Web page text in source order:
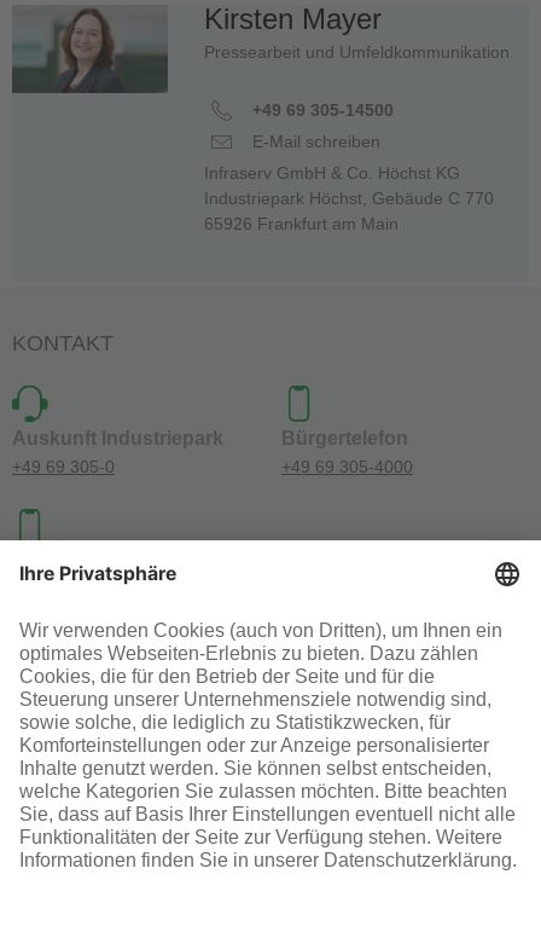
Kirsten Mayer
Pressearbeit und Umfeldkommunikation
+49 69 305-14500
E-Mail schreiben
Infraserv GmbH & Co. Höchst KG
Industriepark Höchst, Gebäude C 770
65926 Frankfurt am Main
KONTAKT
Auskunft Industriepark
+49 69 305-0
Bürgertelefon
+49 69 305-4000
Investoren-Kontakt
+49 69 305-46300
SOCIAL MEDIA
AGB Impressum Datenschutz Cookie-Einstellungen